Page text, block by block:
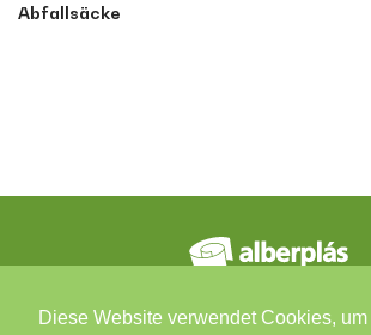
Diese Website verwendet Cookies, um
Abfallsäcke
Kontakte